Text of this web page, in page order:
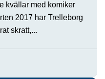
kvällar med komiker
2017 har Trelleborg
skratt,...